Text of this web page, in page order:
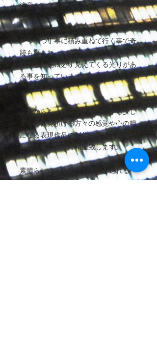
注意を向けて準備を行い動くしか有り
ません。
一つ一つ丁寧に積み重ねて行く事で奇
跡も育まれ、、、
尽力した先に必ず見えてくる光りがあ
る事を知っています。
これからも、表現を追求しながら少し
でもご観覧頂ける方々の感覚や心の糧
になる表現作品の制作や発表、発信が
出来る事に向けて精進致します。
素晴らしい人生をそれぞれが送れる
事、